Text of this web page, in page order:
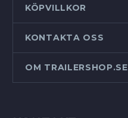
KÖPVILLKOR
KONTAKTA OSS
OM TRAILERSHOP.SE